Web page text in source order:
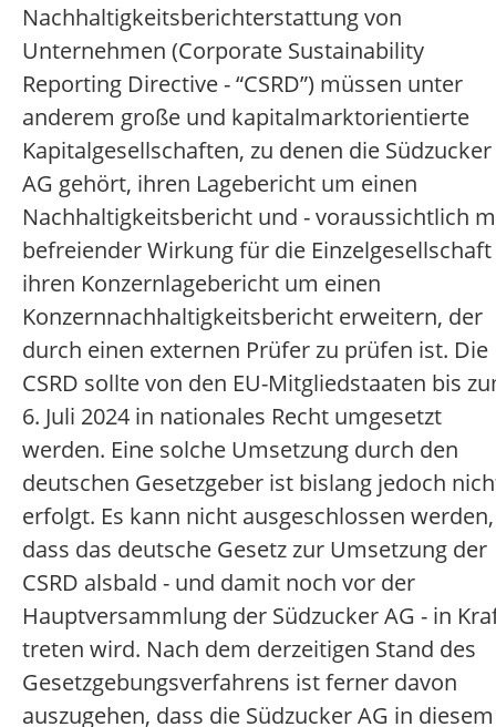
Nachhaltigkeitsberichterstattung von
Unternehmen (Corporate Sustainability
Reporting Directive - “CSRD”) müssen unter
anderem große und kapitalmarktorientierte
Kapitalgesellschaften, zu denen die Südzucker
AG gehört, ihren Lagebericht um einen
Nachhaltigkeitsbericht und - voraussichtlich
befreiender Wirkung für die Einzelgesellschaft
ihren Konzernlagebericht um einen
Konzernnachhaltigkeitsbericht erweitern, der
durch einen externen Prüfer zu prüfen ist. Die
CSRD sollte von den EU-Mitgliedstaaten bis
6. Juli 2024 in nationales Recht umgesetzt
werden. Eine solche Umsetzung durch den
deutschen Gesetzgeber ist bislang jedoch
erfolgt. Es kann nicht ausgeschlossen werden,
dass das deutsche Gesetz zur Umsetzung der
CSRD alsbald - und damit noch vor der
Hauptversammlung der Südzucker AG - in
treten wird. Nach dem derzeitigen Stand des
Gesetzgebungsverfahrens ist ferner davon
auszugehen, dass die Südzucker AG in diesem